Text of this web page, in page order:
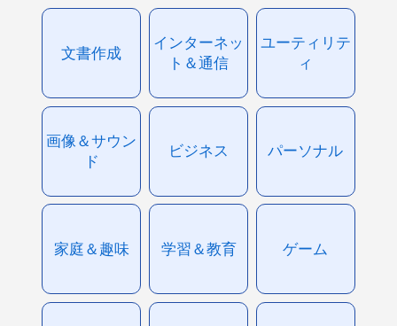
文書作成
インターネッ
ト＆通信
ユーティリテ
ィ
画像＆サウン
ド
ビジネス パーソナル
家庭＆趣味 学習＆教育 ゲーム